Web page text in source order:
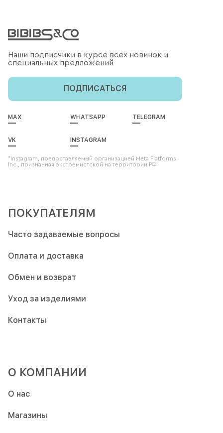
Наши подписчики в курсе всех новинок и
специальных предложений
ПОДПИСАТЬСЯ
MAX WHATSAPP TELEGRAM
VK INSTAGRAM
*Instagram, предоставляемый организацией Meta Platforms,
Inc., признанная экстремистской на территории РФ
ПОКУПАТЕЛЯМ
Часто задаваемые вопросы
Оплата и доставка
Обмен и возврат
Уход за изделиями
Контакты
О КОМПАНИИ
О нас
Магазины